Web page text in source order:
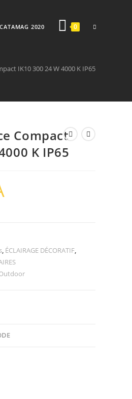
CATAMAG 2020 0 TOGGLE
IK10 300 24 W 4000 K IP65
Compact
K IP65
, ÉCLAIRAGE DÉCORATIF,